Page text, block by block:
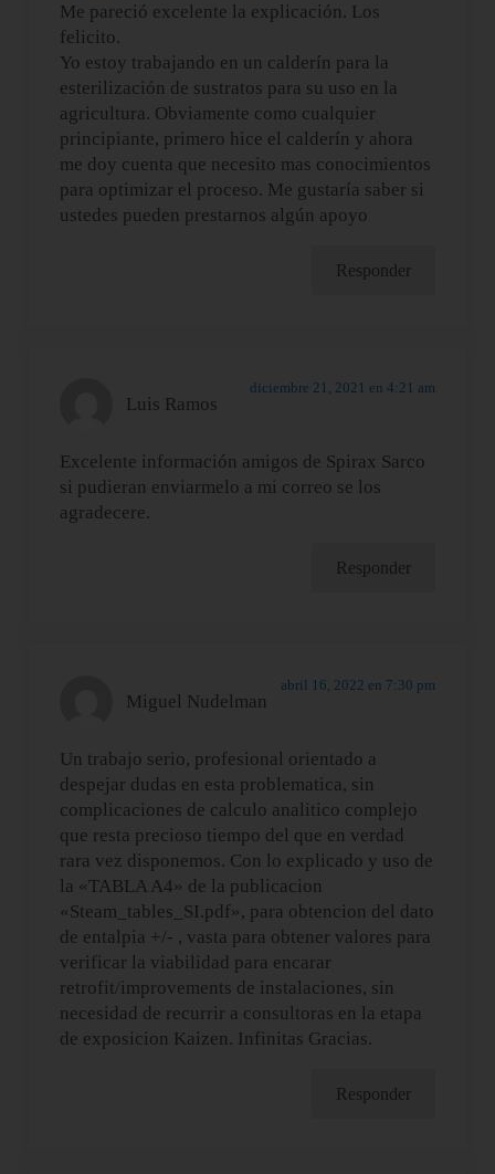
Me pareció excelente la explicación. Los
felicito.
Yo estoy trabajando en un calderín para la
esterilización de sustratos para su uso en la
agricultura. Obviamente como cualquier
principiante, primero hice el calderín y ahora
me doy cuenta que necesito mas conocimientos
para optimizar el proceso. Me gustaría saber si
ustedes pueden prestarnos algún apoyo
Responder
Luis Ramos
diciembre 21, 2021 en 4:21 am
Excelente información amigos de Spirax Sarco
si pudieran enviarmelo a mi correo se los
agradecere.
Responder
Miguel Nudelman
abril 16, 2022 en 7:30 pm
Un trabajo serio, profesional orientado a
despejar dudas en esta problematica, sin
complicaciones de calculo analitico complejo
que resta precioso tiempo del que en verdad
rara vez disponemos. Con lo explicado y uso de
la «TABLA A4» de la publicacion
«Steam_tables_SI.pdf», para obtencion del dato
de entalpia +/- , vasta para obtener valores para
verificar la viabilidad para encarar
retrofit/improvements de instalaciones, sin
necesidad de recurrir a consultoras en la etapa
de exposicion Kaizen. Infinitas Gracias.
Responder